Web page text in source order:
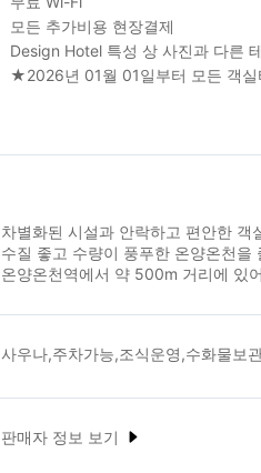
모든 추가비용 현장결제
Design Hotel 특성 상 사진과 다른
★2026년 01월 01일부터 모든 객실
차별화된 시설과 안락하고 편안한
수질 좋고 수량이 풍푸한 온양온천
온양온천역에서 약 500m 거리에 있
사우나,주차가능,조식운영,수화물보
판매자 정보 보기